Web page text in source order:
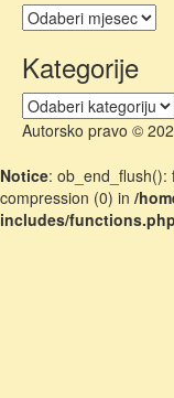
Arhiva
Kategorije
Kategorije
Autorsko pravo ©
Notice: ob_end_flush():
compression (0) in /
includes/functions.php